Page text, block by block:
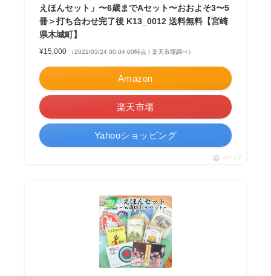
えほんセット」〜6歳までAセット〜おおよそ3〜5
冊＞打ち合わせ完了後 K13_0012 送料無料【宮崎
県木城町】
¥15,000 （2022/03/24 00:04:00時点 | 楽天市場調べ）
Amazon
楽天市場
Yahooショッピング
ポチップ